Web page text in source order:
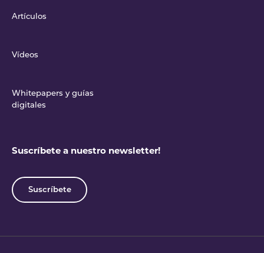
Artículos
Vídeos
Whitepapers y guías
digitales
Suscríbete a nuestro newsletter!
Suscríbete